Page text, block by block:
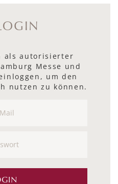
als autorisierter
Messe und
um den
nutzen zu können.